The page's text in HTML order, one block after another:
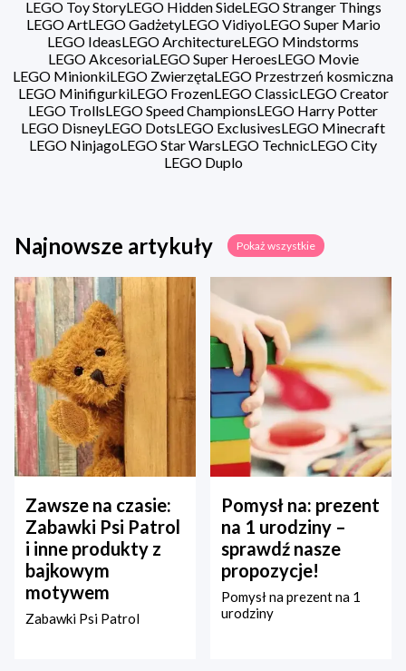
LEGO Toy StoryLEGO Hidden SideLEGO Stranger Things
LEGO ArtLEGO GadżetyLEGO VidiyoLEGO Super Mario
LEGO IdeasLEGO ArchitectureLEGO Mindstorms
LEGO AkcesoriaLEGO Super HeroesLEGO Movie
LEGO MinionkiLEGO ZwierzętaLEGO Przestrzeń kosmiczna
LEGO MinifigurkiLEGO FrozenLEGO ClassicLEGO Creator
LEGO TrollsLEGO Speed ChampionsLEGO Harry Potter
LEGO DisneyLEGO DotsLEGO ExclusivesLEGO Minecraft
LEGO NinjagoLEGO Star WarsLEGO TechnicLEGO City
LEGO Duplo
Najnowsze artykuły Pokaż wszystkie
Zawsze na czasie:
Zabawki Psi Patrol
i inne produkty z
bajkowym
motywem
Zabawki Psi Patrol
Pomysł na: prezent
na 1 urodziny –
sprawdź nasze
propozycje!
Pomysł na prezent na 1
urodziny